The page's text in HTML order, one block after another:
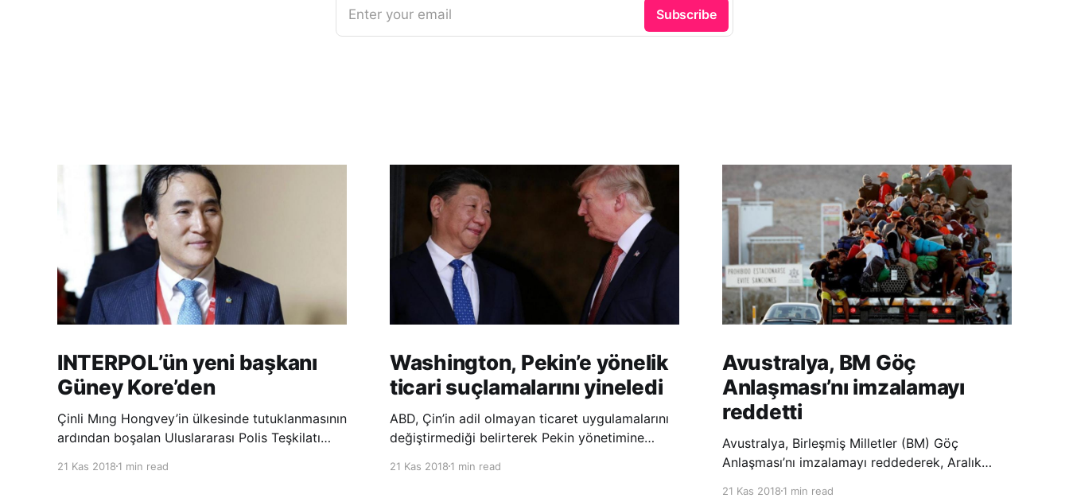
Enter your email Subscribe
INTERPOL’ün yeni başkanı
Güney Kore’den
Çinli Mıng Hongvey’in ülkesinde tutuklanmasının
ardından boşalan Uluslararası Polis Teşkilatı
Jong Yang seçildi. INTERPOL Genel Kurulu’nun
21 Kas 2018 1 min read
Washington, Pekin’e yönelik
ticari suçlamalarını yineledi
ABD, Çin’in adil olmayan ticaret uygulamalarını
değiştirmediği belirterek Pekin yönetimine
Temsilciliği’nin Çin’in fikri mülkiyet ve teknoloji
21 Kas 20181 min read
Avustralya, BM Göç
Anlaşması’nı imzalamayı
reddetti
Avustralya, Birleşmiş Milletler (BM) Göç
Anlaşması’nı imzalamayı reddederek, Aralık
21 Kas 20181 min read